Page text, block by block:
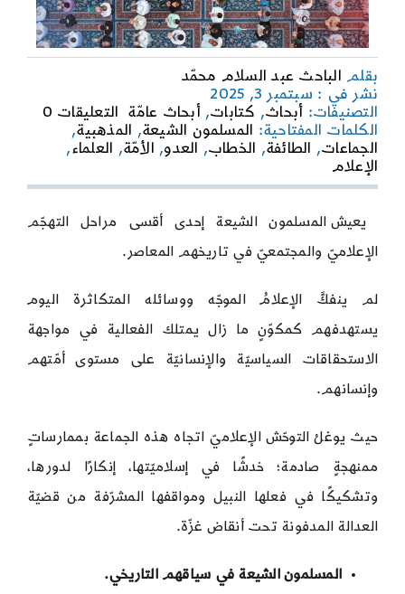
بقلم الباحث عبد السلام محمّد
نشر في : سبتمبر 3, 2025
التصنيفات: أبحاث, كتابات,أبحاث عامّة التعليقات 0
الكلمات المفتاحية: المسلمون الشيعة, المذهبية,
الجماعات, الطائفة, الخطاب, العدو, الأمّة, العلماء,
الإعلام
يعيش المسلمون الشيعة إحدى أقسى مراحل التهجّم
الإعلاميّ والمجتمعيّ في تاريخهم المعاصر.
لم ينفكَّ الإعلامُ الموجّه ووسائله المتكاثرة اليوم
يستهدفهم كمكوّنٍ ما زال يمتلك الفعالية في مواجهة
الاستحقاقات السياسيّة والإنسانيّة على مستوى أمّتهم
وإنسانهم.
حيث يوغلُ التوحّش الإعلاميّ اتجاه هذه الجماعة بممارساتٍ
ممنهجةٍ صادمة؛ خدشًا في إسلاميّتها، إنكارًا لدورها،
وتشكيكًا في فعلها النبيل ومواقفها المشرّفة من قضيّة
العدالة المدفونة تحت أنقاض غزّة.
المسلمون الشيعة في سياقهم التاريخي.